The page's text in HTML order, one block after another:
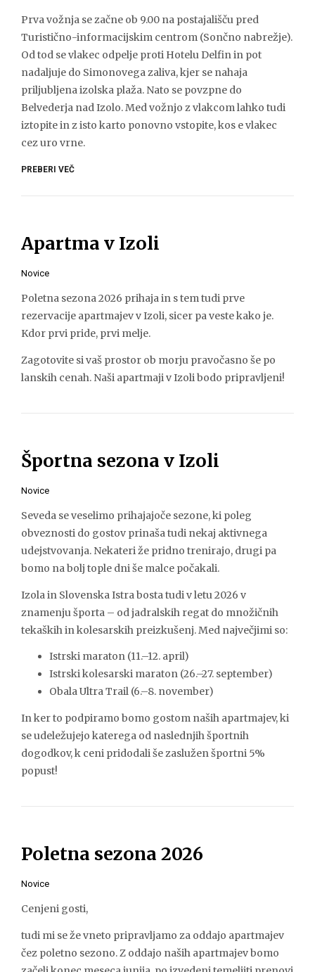
Prva vožnja se začne ob 9.00 na postajališču pred
Turistično-informacijskim centrom (Sončno nabrežje).
Od tod se vlakec odpelje proti Hotelu Delfin in pot
nadaljuje do Simonovega zaliva, kjer se nahaja
priljubljena izolska plaža. Nato se povzpne do
Belvederja nad Izolo. Med vožnjo z vlakcom lahko tudi
iztopite in z isto karto ponovno vstopite, kos e vlakec
cez uro vrne.
PREBERI VEČ
Apartma v Izoli
Novice
Poletna sezona 2026 prihaja in s tem tudi prve
rezervacije apartmajev v Izoli, sicer pa veste kako je.
Kdor prvi pride, prvi melje.
Zagotovite si vaš prostor ob morju pravočasno še po
lanskih cenah. Naši apartmaji v Izoli bodo pripravljeni!
Športna sezona v Izoli
Novice
Seveda se veselimo prihajajoče sezone, ki poleg
obveznosti do gostov prinaša tudi nekaj aktivnega
udejstvovanja. Nekateri že pridno trenirajo, drugi pa
bomo na bolj tople dni še malce počakali.
Izola in Slovenska Istra bosta tudi v letu 2026 v
znamenju športa – od jadralskih regat do množičnih
tekaških in kolesarskih preizkušenj. Med največjimi so:
Istrski maraton (11.–12. april)
Istrski kolesarski maraton (26.–27. september)
Obala Ultra Trail (6.–8. november)
In ker to podpiramo bomo gostom naših apartmajev, ki
se udeležujejo katerega od naslednjih športnih
dogodkov, k ceni pridodali še zaslužen športni 5%
popust!
Poletna sezona 2026
Novice
Cenjeni gosti,
tudi mi se že vneto pripravljamo za oddajo apartmajev
čez poletno sezono. Z oddajo naših apartmajev bomo